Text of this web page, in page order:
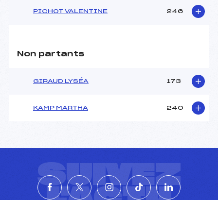
PICHOT VALENTINE 246
Non partants
GIRAUD LYSÉA 173
KAMP MARTHA 240
SUIVEZ